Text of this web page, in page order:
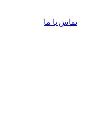
تماس با ما